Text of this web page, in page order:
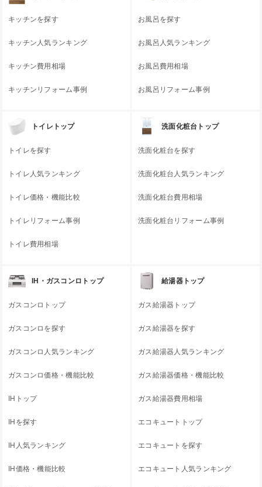
キッチンを探す
キッチン人気ランキング
キッチン費用相場
キッチンリフォーム事例
お風呂を探す
お風呂人気ランキング
お風呂費用相場
お風呂リフォーム事例
トイレトップ
トイレを探す
トイレ人気ランキング
トイレ価格・機能比較
トイレリフォーム事例
トイレ費用相場
洗面化粧台トップ
洗面化粧台を探す
洗面化粧台人気ランキング
洗面化粧台費用相場
洗面化粧台リフォーム事例
IH・ガスコンロトップ
ガスコンロトップ
ガスコンロを探す
ガスコンロ人気ランキング
ガスコンロ価格・機能比較
IHトップ
IHを探す
IH人気ランキング
IH価格・機能比較
給湯器トップ
ガス給湯器トップ
ガス給湯器を探す
ガス給湯器人気ランキング
ガス給湯器価格・機能比較
ガス給湯器費用相場
エコキュートトップ
エコキュートを探す
エコキュート人気ランキング